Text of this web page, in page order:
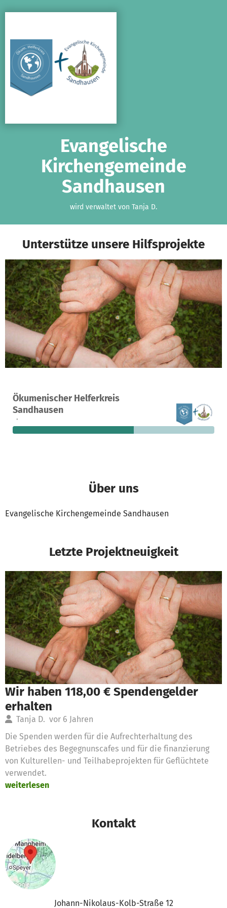
Evangelische
Kirchengemeinde
Sandhausen
wird verwaltet von Tanja D.
Unterstütze unsere Hilfsprojekte
Ökumenischer Helferkreis
Sandhausen
Ein Projekt in Sandhausen, Deutschland
4 1.974 €
fehlen noch
Über uns
Evangelische Kirchengemeinde Sandhausen
Letzte Projektneuigkeit
Wir haben 118,00 € Spendengelder
erhalten
Tanja D. vor 6 Jahren
Die Spenden werden für die Aufrechterhaltung des
Betriebes des Begegnunscafes und für die finanzierung
von Kulturellen- und Teilhabeprojekten für Geflüchtete
verwendet.
weiterlesen
Kontakt
Johann-Nikolaus-Kolb-Straße 12